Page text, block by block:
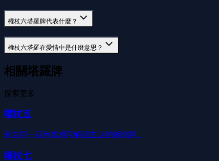
權杖六塔羅牌代表什麼？
權杖六塔羅在愛情中是什麼意思？
相關塔羅牌
探索更多
權杖五
來自同一花色或相同解讀主題的相關牌。
權杖七